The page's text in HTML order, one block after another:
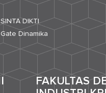
SINTA DIKTI
Gate Dinamika
FAKULTAS